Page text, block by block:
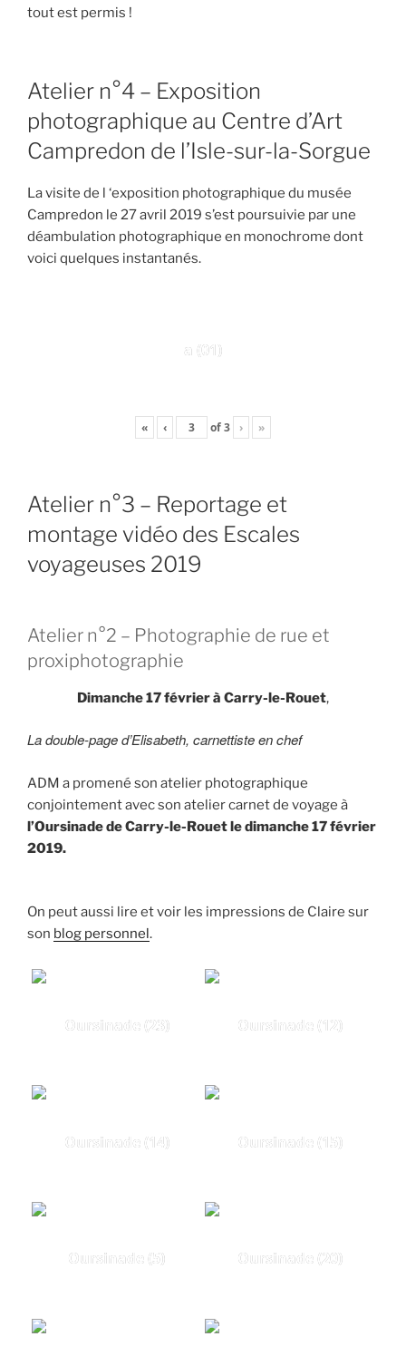
tout est permis !
Atelier n°4 – Exposition
photographique au Centre d’Art
Campredon de l’Isle-sur-la-Sorgue
La visite de l ‘exposition photographique du musée
Campredon le 27 avril 2019 s’est poursuivie par une
déambulation photographique en monochrome dont
voici quelques instantanés.
a (01)
« ‹ of3 › »
Atelier n°3 – Reportage et
montage vidéo des Escales
voyageuses 2019
Atelier n°2 – Photographie de rue et
proxiphotographie
Dimanche 17 février à Carry-le-Rouet,
La double-page d’Elisabeth, carnettiste en chef
ADM a promené son atelier photographique
conjointement avec son atelier carnet de voyage à
l’Oursinade de Carry-le-Rouet le dimanche 17 février
2019.
On peut aussi lire et voir les impressions de Claire sur
son blog personnel.
Oursinade (23) Oursinade (12)
Oursinade (14) Oursinade (15)
Oursinade (5) Oursinade (20)